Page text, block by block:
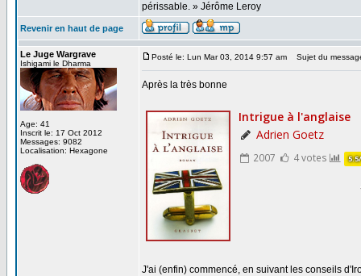
périssable. » Jérôme Leroy
Revenir en haut de page
Le Juge Wargrave
Ishigami le Dharma
Age: 41
Inscrit le: 17 Oct 2012
Messages: 9082
Localisation: Hexagone
Posté le: Lun Mar 03, 2014 9:57 am Sujet du
Après la très bonne
J'ai (enfin) commencé, en suivant les conseils